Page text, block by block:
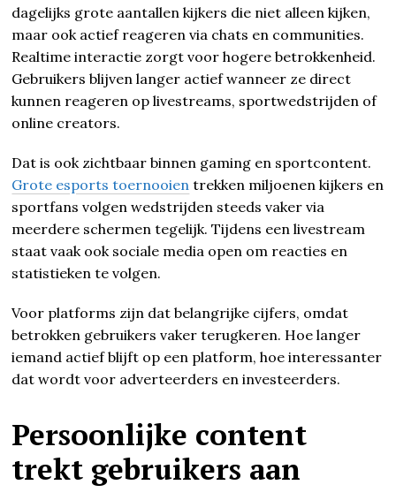
dagelijks grote aantallen kijkers die niet alleen kijken,
maar ook actief reageren via chats en communities.
Realtime interactie zorgt voor hogere betrokkenheid.
Gebruikers blijven langer actief wanneer ze direct
kunnen reageren op livestreams, sportwedstrijden of
online creators.
Dat is ook zichtbaar binnen gaming en sportcontent.
Grote esports toernooien trekken miljoenen kijkers en
sportfans volgen wedstrijden steeds vaker via
meerdere schermen tegelijk. Tijdens een livestream
staat vaak ook sociale media open om reacties en
statistieken te volgen.
Voor platforms zijn dat belangrijke cijfers, omdat
betrokken gebruikers vaker terugkeren. Hoe langer
iemand actief blijft op een platform, hoe interessanter
dat wordt voor adverteerders en investeerders.
Persoonlijke content
trekt gebruikers aan